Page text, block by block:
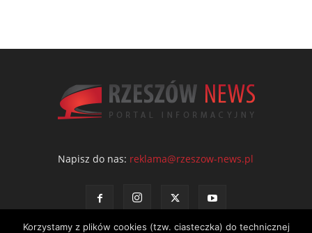
Napisz do nas: reklama@rzeszow-news.pl
Korzystamy z plików cookies (tzw. ciasteczka) do technicznej